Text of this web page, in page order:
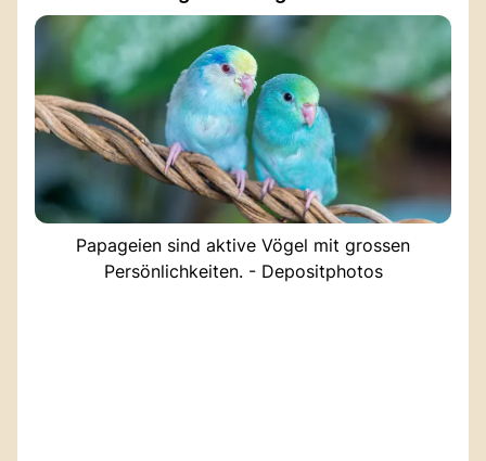
Papageien sind aktive Vögel mit grossen
Persönlichkeiten. - Depositphotos